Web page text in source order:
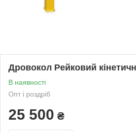
Дровокол Рейковий
В наявності
Опт і роздріб
25 500 ₴